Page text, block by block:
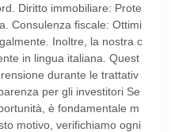
Diritto immobiliare: Prote
Consulenza fiscale: Ottimi
Inoltre, la nostra c
in lingua italiana. Quest
durante le trattativ
per gli investitori Se
è fondamentale m
motivo, verifichiamo ogni